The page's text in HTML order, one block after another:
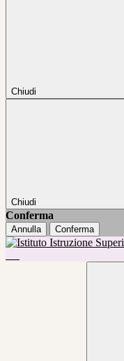
Chiudi
Chiudi
Conferma
Annulla Conferma